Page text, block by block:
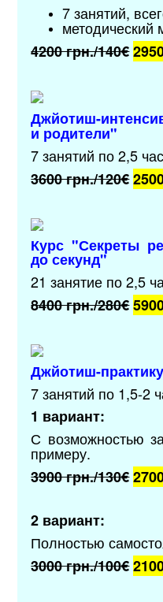
7 занятий,
методический
4200 грн./140€
Джйотиш-
и родители"
7 занятий по 2,5
3600 грн./120€
Курс "Секреты
до секунд"
21 занятие по 2,5
8400 грн./280€
Джйотиш-
7 занятий по 1,5-2
1 вариант:
С возможностью
примеру.
3900 грн./130€
2 вариант:
Полностью
3000 грн./100€